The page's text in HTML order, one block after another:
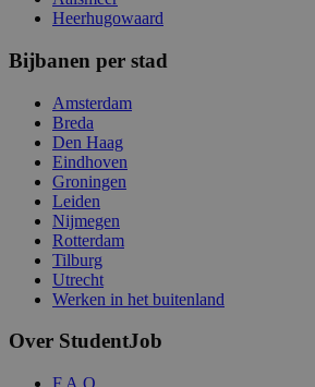
Heerhugowaard
Bijbanen per stad
Amsterdam
Breda
Den Haag
Eindhoven
Groningen
Leiden
Nijmegen
Rotterdam
Tilburg
Utrecht
Werken in het buitenland
Over StudentJob